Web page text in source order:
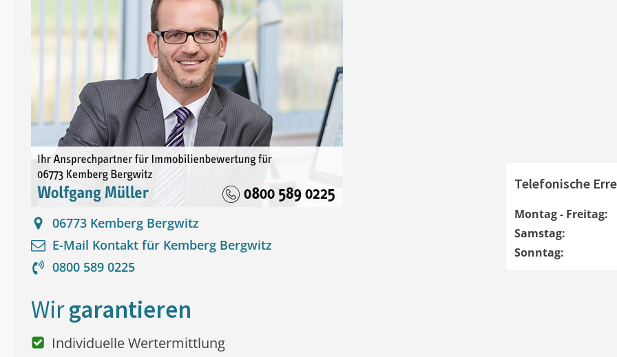
06773 Kemberg Bergwitz
E-Mail Kontakt für Kemberg Bergwitz
0800 589 0225
Telefonische
Montag - Freitag:
Samstag:
Sonntag:
Wirgarantieren
Individuelle Wertermittlung